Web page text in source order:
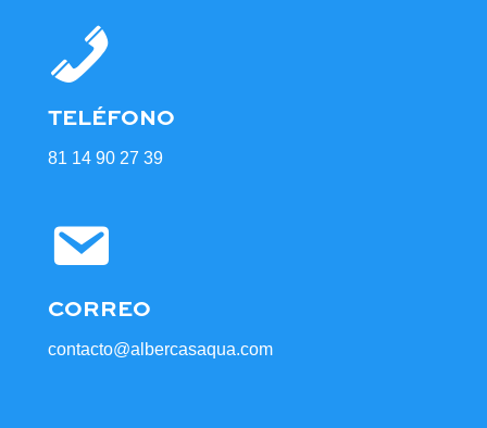
TELÉFONO
81 14 90 27 39
CORREO
contacto@albercasaqua.com